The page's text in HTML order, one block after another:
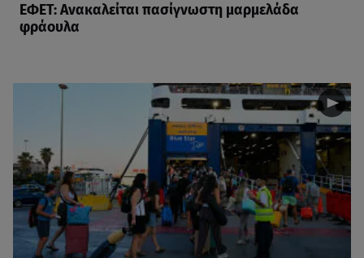
ΕΦΕΤ: Ανακαλείται πασίγνωστη μαρμελάδα
φράουλα